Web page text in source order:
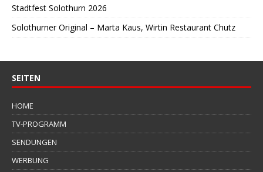
Stadtfest Solothurn 2026
Solothurner Original – Marta Kaus, Wirtin Restaurant Chutz
SEITEN
HOME
TV-PROGRAMM
SENDUNGEN
WERBUNG